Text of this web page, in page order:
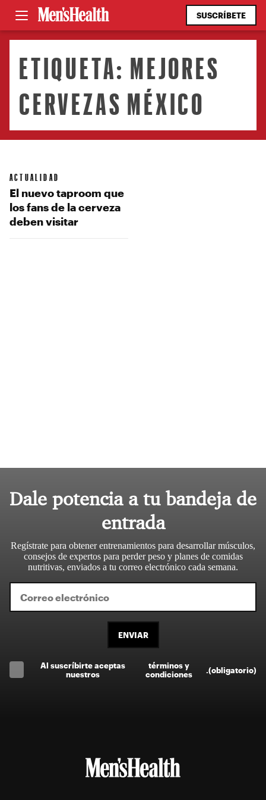
SUSCRÍBETE
ETIQUETA: MEJORES
CERVEZAS MÉXICO
ACTUALIDAD
El nuevo taproom que
los fans de la cerveza
deben visitar
Dale potencia a tu bandeja de
entrada
Regístrate para obtener entrenamientos para desarrollar músculos,
consejos de expertos para perder peso y planes de comidas
nutritivas, enviados a tu correo electrónico cada semana.
ENVIAR
Al suscríbirte aceptas
nuestros
términos y
condiciones
(obligatorio)